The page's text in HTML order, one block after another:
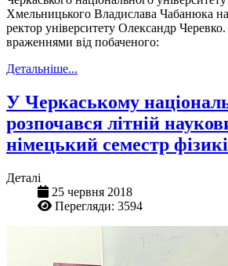
Хмельницького Владислава Чабанюка на
ректор університету Олександр
враженнями від побаченого:
Детальніше...
У Черкаському
розпочався літній
німецький семестр
Деталі
25 червня 2018
Перегляди: 3594